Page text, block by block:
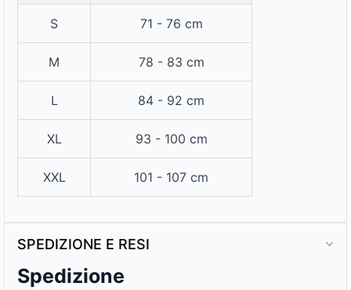
S 71 - 76 cm
M 78 - 83 cm
L 84 - 92 cm
XL 93 - 100 cm
XXL 101 - 107 cm
SPEDIZIONE E RESI
Spedizione